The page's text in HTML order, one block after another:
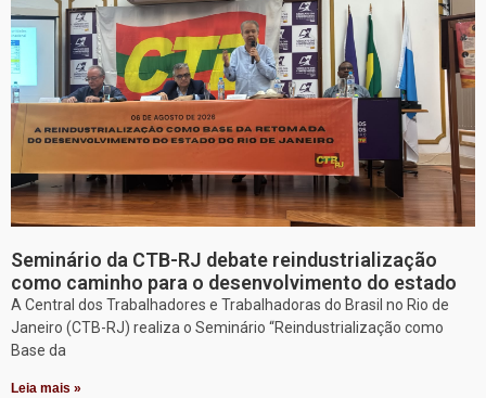
Seminário da CTB-RJ debate reindustrialização
como caminho para o desenvolvimento do estado
A Central dos Trabalhadores e Trabalhadoras do Brasil no Rio de
Janeiro (CTB-RJ) realiza o Seminário “Reindustrialização como
Base da
Leia mais »